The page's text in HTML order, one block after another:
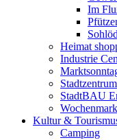
Im
Heimat
Industrie
StadtBAU
Kultur &
Camping